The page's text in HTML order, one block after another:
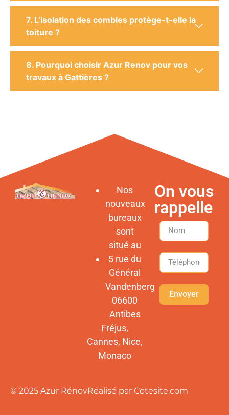
7. L’isolation des combles protège-t-elle la
toiture ?
8. Pourquoi choisir Azur Renov pour vos
travaux à Gattières ?
Nos
nouveaux
bureaux
sont
situé au
5 rue du
Général
Vandenberg
06600
Antibes
Fréjus,
Cannes, Nice,
Monaco
On vous
rappelle
Envoyer
© 2025 Azur RénovRéalisé par Cotesite.com